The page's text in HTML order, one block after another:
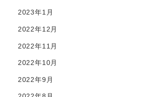
2023年1月
2022年12月
2022年11月
2022年10月
2022年9月